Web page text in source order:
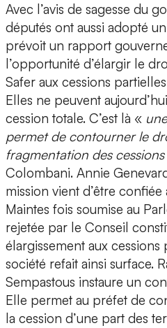
Avec l’avis de sagesse du
députés ont aussi adopté
prévoit un rapport
l’opportunité d’élargir le
Safer aux cessions
Elles ne peuvent
cession totale. C’est là «
permet de contourner le
fragmentation des cessions
Colombani. Annie
mission vient d’être confiée
Maintes fois soumise au
rejetée par le Conseil
élargissement aux
société refait ainsi surface.
Sempastous instaure un
Elle permet au préfet de
la cession d’une part des